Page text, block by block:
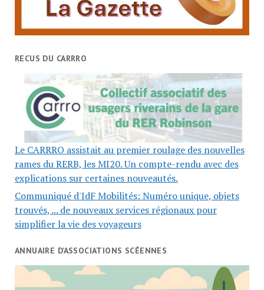
RECUS DU CARRRO
Le CARRRO assistait au premier roulage des nouvelles
rames du RERB, les MI20. Un compte-rendu avec des
explications sur certaines nouveautés.
Communiqué d'IdF Mobilités: Numéro unique, objets
trouvés, ... de nouveaux services régionaux pour
simplifier la vie des voyageurs
ANNUAIRE D’ASSOCIATIONS SCÉENNES